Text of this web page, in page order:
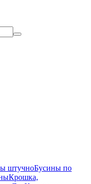
штучноБусины по
Крошка,